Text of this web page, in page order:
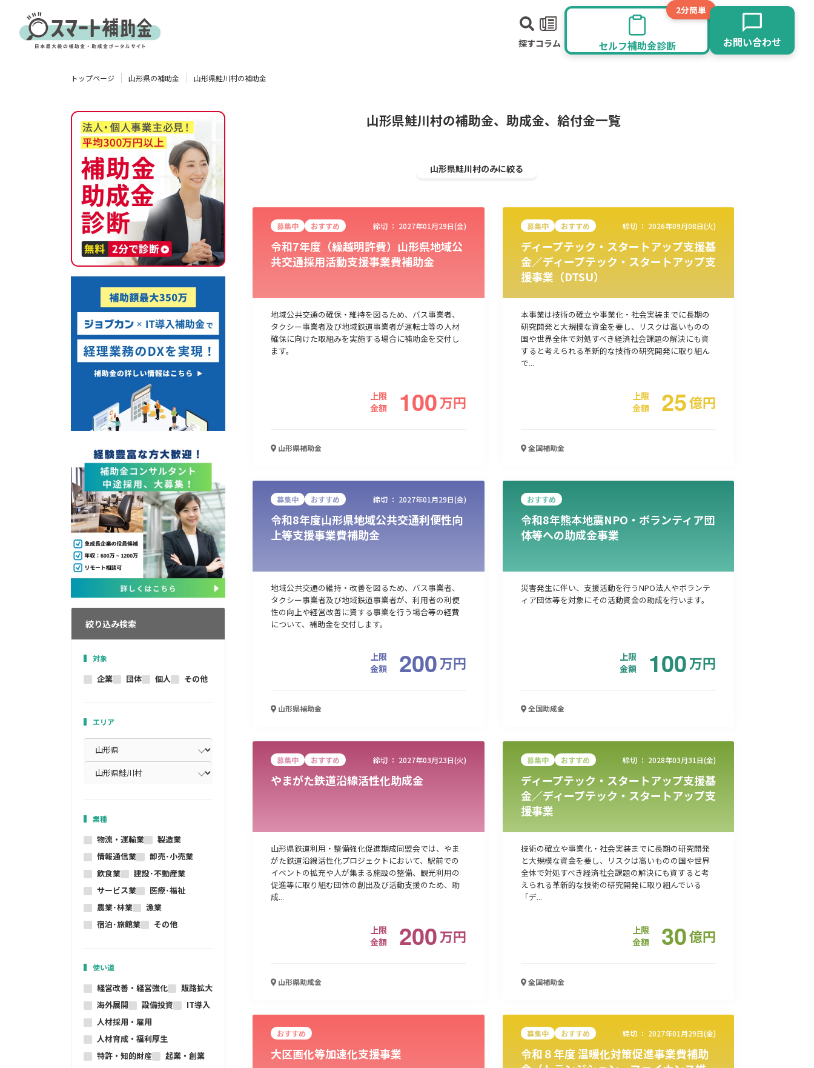
探すコラム
2分簡単
セルフ補助金診断 お問い合わせ
製造業 情報通信業 卸売･小売業 建設･不動産業 サービス業 医療･福祉 農業･林業 宿泊･旅館業 その他
販路拡大 海外展開
トップページ 山形県の補助金 山形県鮭川村の補助金
絞り込み検索
対象
企業 団体 個人 その他
エリア
業種
物流・運輸業
製造業
情報通信業
卸売･小売業
飲食業
建設･不動産業
サービス業
医療･福祉
農業･林業
漁業
宿泊･旅館業
その他
使い道
経営改善・経営強化
販路拡大
海外展開
設備投資
IT導入
人材採用・雇用
人材育成・福利厚生
特許・知的財産
起業・創業
山形県鮭川村の補助金、助成金、給付金一覧
山形県鮭川村のみに絞る
募集中 おすすめ 締切 ： 2027年01月29日(金)
令和7年度（繰越明許費）山形県地域公
共交通採用活動支援事業費補助金
地域公共交通の確保・維持を図るため、バス事業者、
タクシー事業者及び地域鉄道事業者が運転士等の人材
確保に向けた取組みを実施する場合に補助金を交付し
ます。
上限
金額
100万円
山形県補助金
募集中 おすすめ 締切 ： 2026年09月08日(火)
ディープテック・スタートアップ支援基
金／ディープテック・スタートアップ支
援事業（DTSU）
本事業は技術の確立や事業化・社会実装までに長期の
研究開発と大規模な資金を要し、リスクは高いものの
国や世界全体で対処すべき経済社会課題の解決にも資
すると考えられる革新的な技術の研究開発に取り組ん
で...
上限
金額
25億円
全国補助金
募集中 おすすめ 締切 ： 2027年01月29日(金)
令和8年度山形県地域公共交通利便性向
上等支援事業費補助金
地域公共交通の維持・改善を図るため、バス事業者、
タクシー事業者及び地域鉄道事業者が、利用者の利便
性の向上や経営改善に資する事業を行う場合等の経費
について、補助金を交付します。
上限
金額
200万円
山形県補助金
おすすめ
令和8年熊本地震NPO・ボランティア団
体等への助成金事業
災害発生に伴い、支援活動を行うNPO法人やボランテ
ィア団体等を対象にその活動資金の助成を行います。
上限
金額
100万円
全国助成金
募集中 おすすめ 締切 ： 2027年03月23日(火)
やまがた鉄道沿線活性化助成金
山形県鉄道利用・整備強化促進期成同盟会では、やま
がた鉄道沿線活性化プロジェクトにおいて、駅前での
イベントの拡充や人が集まる施設の整備、観光利用の
促進等に取り組む団体の創出及び活動支援のため、助
成...
上限
金額
200万円
山形県助成金
募集中 おすすめ 締切 ： 2028年03月31日(金)
ディープテック・スタートアップ支援基
金／ディープテック・スタートアップ支
援事業
技術の確立や事業化・社会実装までに長期の研究開発
と大規模な資金を要し、リスクは高いものの国や世界
全体で対処すべき経済社会課題の解決にも資すると考
えられる革新的な技術の研究開発に取り組んでいる
「デ...
上限
金額
30億円
全国補助金
おすすめ
大区画化等加速化支援事業
募集中 おすすめ 締切 ： 2027年01月29日(金)
令和８年度 温暖化対策促進事業費補助